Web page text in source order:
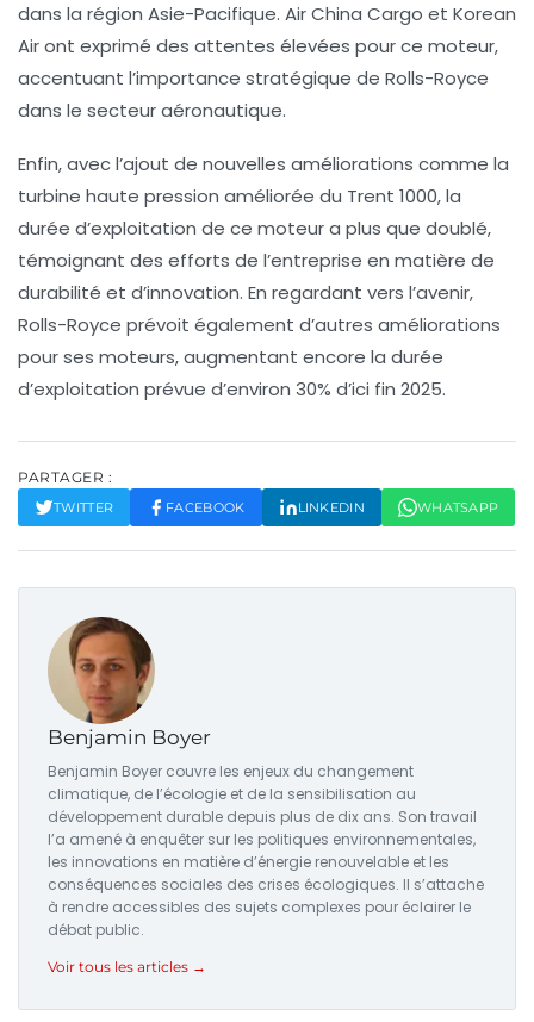
dans la région Asie-Pacifique. Air China Cargo et Korean
Air ont exprimé des attentes élevées pour ce moteur,
accentuant l’importance stratégique de Rolls-Royce
dans le secteur aéronautique.
Enfin, avec l’ajout de nouvelles améliorations comme la
turbine haute pression améliorée du Trent 1000, la
durée d’exploitation de ce moteur a plus que doublé,
témoignant des efforts de l’entreprise en matière de
durabilité et d’innovation. En regardant vers l’avenir,
Rolls-Royce prévoit également d’autres améliorations
pour ses moteurs, augmentant encore la durée
d’exploitation prévue d’environ 30% d’ici fin 2025.
PARTAGER :
TWITTER FACEBOOK LINKEDIN WHATSAPP
Benjamin Boyer
Benjamin Boyer couvre les enjeux du changement
climatique, de l’écologie et de la sensibilisation au
développement durable depuis plus de dix ans. Son travail
l’a amené à enquêter sur les politiques environnementales,
les innovations en matière d’énergie renouvelable et les
conséquences sociales des crises écologiques. Il s’attache
à rendre accessibles des sujets complexes pour éclairer le
débat public.
Voir tous les articles →